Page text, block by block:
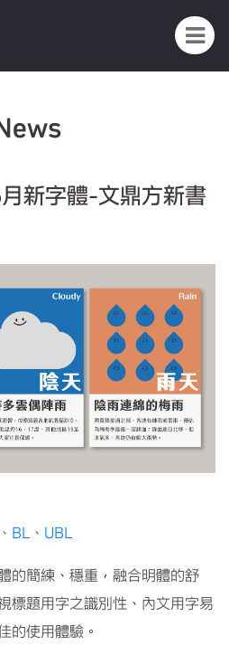
新字體-文鼎方新書
BL、UBL
的簡練、穩重，融合明體的舒
標題用字之識別性、內文用字易
的使用體驗。